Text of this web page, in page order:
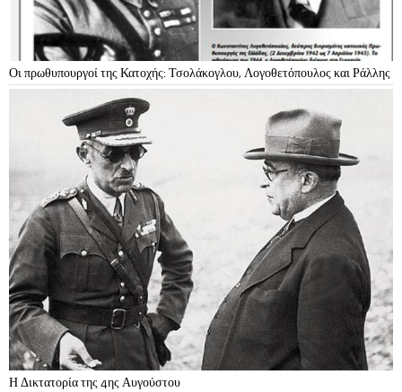
Οι πρωθυπουργοί της Κατοχής: Τσολάκογλου, Λογοθετόπουλος και Ράλλης
Η Δικτατορία της 4ης Αυγούστου